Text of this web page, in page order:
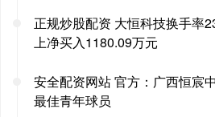
正规炒股配资 大恒科技换手率
上净买入1180.09万元
安全配资网站 官方：广西恒宸
最佳青年球员